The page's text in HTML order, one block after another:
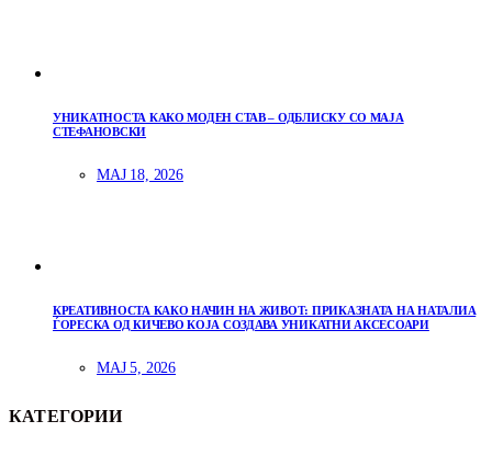
УНИКАТНОСТА КАКО МОДЕН СТАВ – ОДБЛИСКУ СО МАЈА
СТЕФАНОВСКИ
МАЈ 18, 2026
КРЕАТИВНОСТА КАКО НАЧИН НА ЖИВОТ: ПРИКАЗНАТА НА НАТАЛИА
ЃОРЕСКА ОД КИЧЕВО КОЈА СОЗДАВА УНИКАТНИ АКСЕСОАРИ
МАЈ 5, 2026
КАТЕГОРИИ